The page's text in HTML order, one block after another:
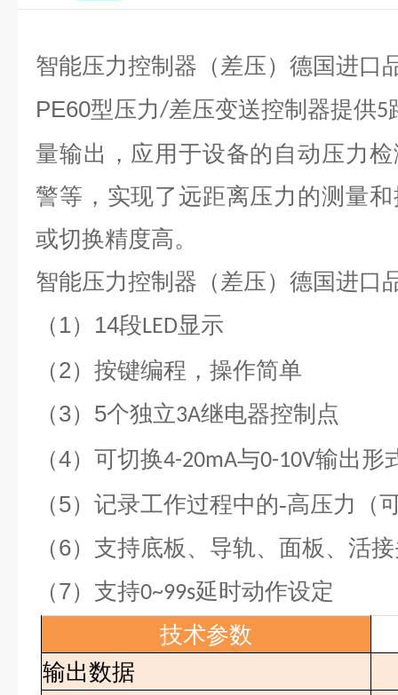
智能压力控制器（差压）德国进口
PE60型压力/差压变送控制器提供5
量输出，应用于设备的自动压力
警等，实现了远距离压力的测量
或切换精度高。
智能压力控制器（差压）德国进口
（1）14段LED显示
（2） 按键编程，操作简单
（3） 5个独立3A继电器控制点
（4） 可切换4-20mA与0-10V输出形
（5） 记录工作过程中的-高压力（
（6） 支持底板、导轨、面板、活
（7） 支持0~99s延时动作设定
技术参数
输出数据